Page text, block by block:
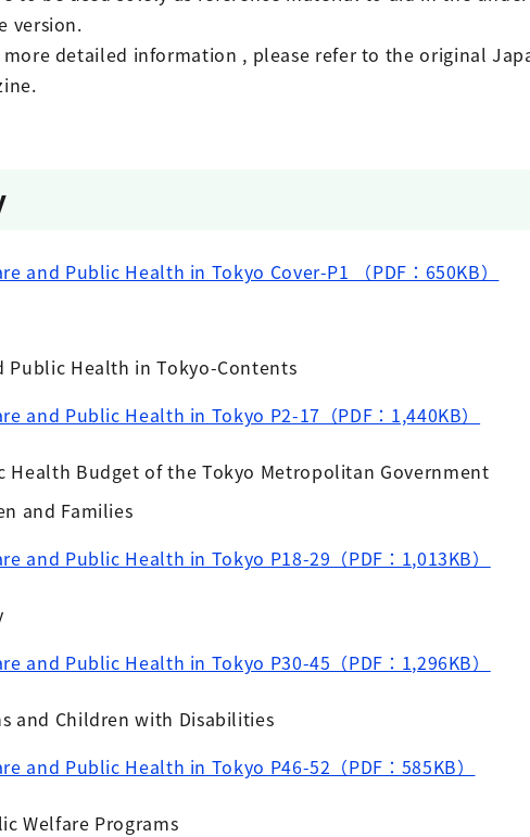
version.
detailed information , please refer to the original
and Public Health in Tokyo Cover-P1 （PDF：650KB）
Public Health in Tokyo-Contents
and Public Health in Tokyo P2-17（PDF：1,440KB）
Health Budget of the Tokyo Metropolitan Government
and Families
and Public Health in Tokyo P18-29（PDF：1,013KB）
and Public Health in Tokyo P30-45（PDF：1,296KB）
and Children with Disabilities
and Public Health in Tokyo P46-52（PDF：585KB）
Welfare Programs